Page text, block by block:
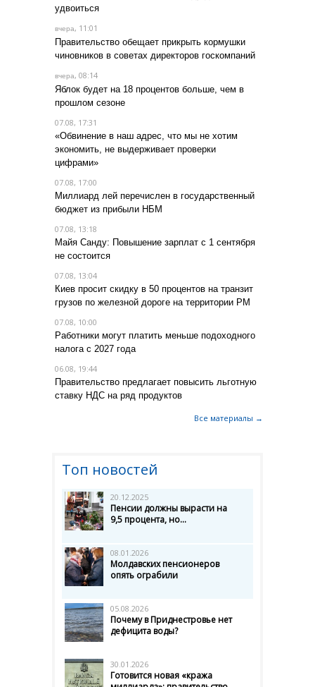
удвоиться
вчера, 11:01
Правительство обещает прикрыть кормушки
чиновников в советах директоров госкомпаний
вчера, 08:14
Яблок будет на 18 процентов больше, чем в
прошлом сезоне
07.08, 17:31
«Обвинение в наш адрес, что мы не хотим
экономить, не выдерживает проверки
цифрами»
07.08, 17:00
Миллиард лей перечислен в государственный
бюджет из прибыли НБМ
07.08, 13:18
Майя Санду: Повышение зарплат с 1 сентября
не состоится
07.08, 13:04
Киев просит скидку в 50 процентов на транзит
грузов по железной дороге на территории РМ
07.08, 10:00
Работники могут платить меньше подоходного
налога с 2027 года
06.08, 19:44
Правительство предлагает повысить льготную
ставку НДС на ряд продуктов
Все материалы →
Топ новостей
20.12.2025
Пенсии должны вырасти на
9,5 процента, но...
08.01.2026
Молдавских пенсионеров
опять ограбили
05.08.2026
Почему в Приднестровье нет
дефицита воды?
30.01.2026
Готовится новая «кража